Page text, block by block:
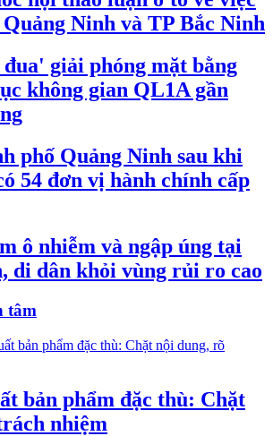
Ninh và TP Bắc Ninh
giải phóng mặt bằng
không gian QL1A gần
phố Quảng Ninh sau khi
54 đơn vị hành chính cấp
ô nhiễm và ngập úng tại
di dân khỏi vùng rủi ro cao
tâm
bản phẩm đặc thù: Chặt
nhiệm